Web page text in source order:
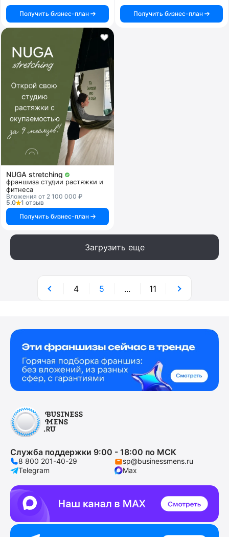
Получить бизнес-план Получить бизнес-план
NUGA stretching
франшиза студии растяжки и
фитнеса
Вложения от 2 100 000 ₽
5.0
1 отзыв
Получить бизнес-план
Загрузить еще
4 5 ... 11
Служба поддержки 9:00 - 18:00 по МСК
8 800 201-40-29
sp@businessmens.ru
Telegram
Max